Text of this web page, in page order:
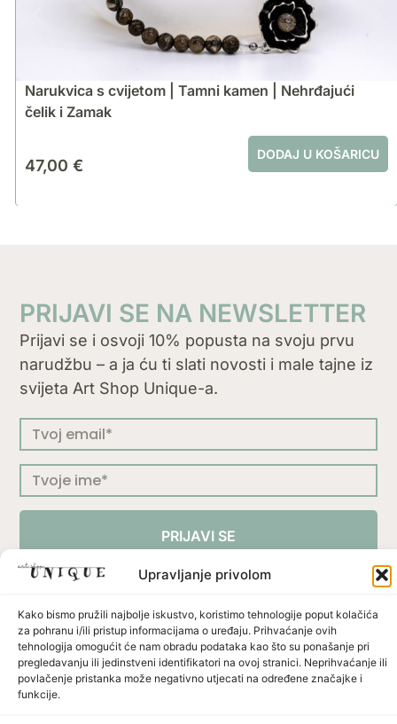
Upravljanje privolom
Kako bismo pružili najbolje iskustvo, koristimo tehnologije poput kolačića
za pohranu i/ili pristup informacijama o uređaju. Prihvaćanje ovih
tehnologija omogućit će nam obradu podataka kao što su ponašanje pri
pregledavanju ili jedinstveni identifikatori na ovoj stranici. Neprihvaćanje ili
povlačenje pristanka može negativno utjecati na određene značajke i
funkcije.
Narukvica s cvijetom | Tamni kamen | Nehrđajući
čelik i Zamak
47,00 €
DODAJ U KOŠARICU
PRIJAVI SE NA NEWSLETTER
Prijavi se i osvoji 10% popusta na svoju prvu
narudžbu – a ja ću ti slati novosti i male tajne iz
svijeta Art Shop Unique-a.
PRIJAVI SE
Press Uvjeti korištenja
Politika privatnosti
Politika dostave i povrata
Načini plaćanja